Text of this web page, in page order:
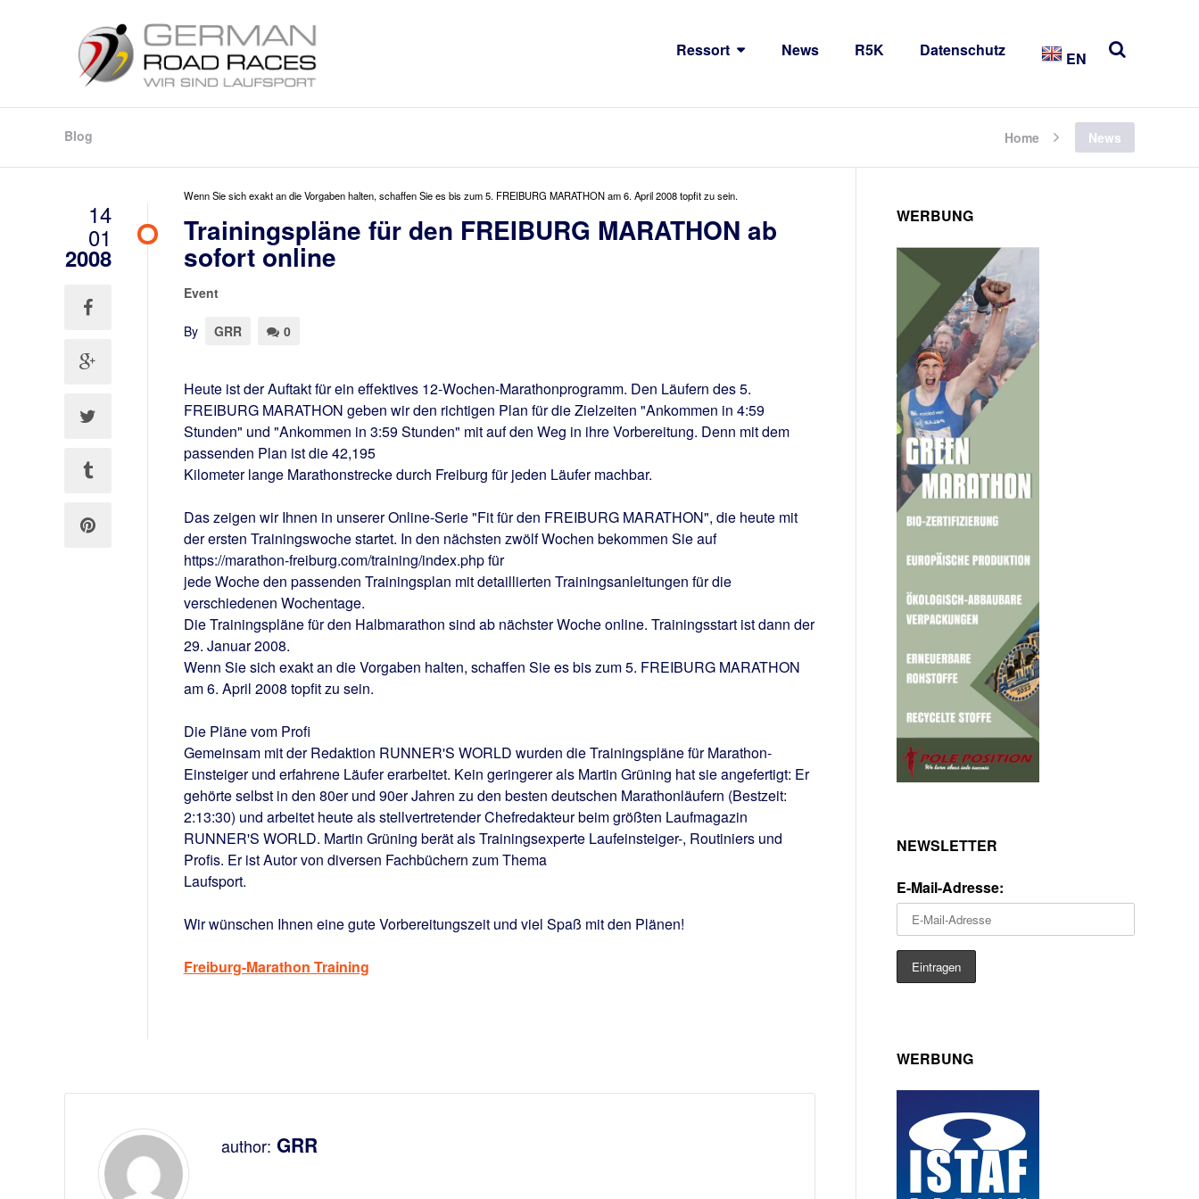
Ressort News R5K Datenschutz EN
Blog Home News
14
01
2008
Wenn Sie sich exakt an die Vorgaben halten, schaffen Sie es bis zum 5. FREIBURG MARATHON am 6. April 2008 topfit zu sein.
Trainingspläne für den FREIBURG MARATHON ab
sofort online
Event
By GRR 0
Heute ist der Auftakt für ein effektives 12-Wochen-Marathonprogramm. Den Läufern des 5.
FREIBURG MARATHON geben wir den richtigen Plan für die Zielzeiten "Ankommen in 4:59
Stunden" und "Ankommen in 3:59 Stunden" mit auf den Weg in ihre Vorbereitung. Denn mit dem
passenden Plan ist die 42,195
Kilometer lange Marathonstrecke durch Freiburg für jeden Läufer machbar.
Das zeigen wir Ihnen in unserer Online-Serie "Fit für den FREIBURG MARATHON", die heute mit
der ersten Trainingswoche startet. In den nächsten zwölf Wochen bekommen Sie auf
https://marathon-freiburg.com/training/index.php für
jede Woche den passenden Trainingsplan mit detaillierten Trainingsanleitungen für die
verschiedenen Wochentage.
Die Trainingspläne für den Halbmarathon sind ab nächster Woche online. Trainingsstart ist dann der
29. Januar 2008.
Wenn Sie sich exakt an die Vorgaben halten, schaffen Sie es bis zum 5. FREIBURG MARATHON
am 6. April 2008 topfit zu sein.
Die Pläne vom Profi
Gemeinsam mit der Redaktion RUNNER'S WORLD wurden die Trainingspläne für Marathon-
Einsteiger und erfahrene Läufer erarbeitet. Kein geringerer als Martin Grüning hat sie angefertigt: Er
gehörte selbst in den 80er und 90er Jahren zu den besten deutschen Marathonläufern (Bestzeit:
2:13:30) und arbeitet heute als stellvertretender Chefredakteur beim größten Laufmagazin
RUNNER'S WORLD. Martin Grüning berät als Trainingsexperte Laufeinsteiger-, Routiniers und
Profis. Er ist Autor von diversen Fachbüchern zum Thema
Laufsport.
Wir wünschen Ihnen eine gute Vorbereitungszeit und viel Spaß mit den Plänen!
Freiburg-Marathon Training
author: GRR
WERBUNG
NEWSLETTER
E-Mail-Adresse:
WERBUNG